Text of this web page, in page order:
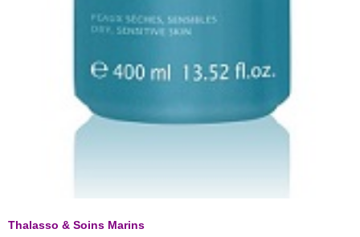
Thalasso & Soins Marins